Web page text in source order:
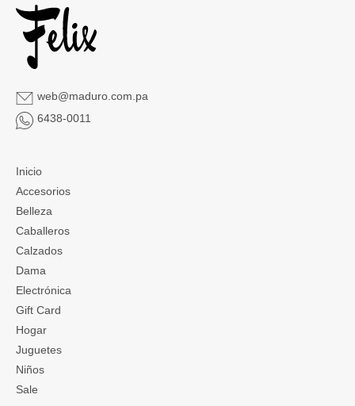
web@maduro.com.pa
6438-0011
Inicio
Accesorios
Belleza
Caballeros
Calzados
Dama
Electrónica
Gift Card
Hogar
Juguetes
Niños
Sale